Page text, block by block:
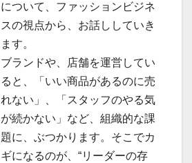
について、ファッションビジネ
スの視点から、お話ししていき
ます。
ブランドや、店舗を運営してい
ると、「いい商品があるのに売
れない」、「スタッフのやる気
が続かない」など、組織的な課
題に、ぶつかります。そこでカ
ギになるのが、“リーダーの存